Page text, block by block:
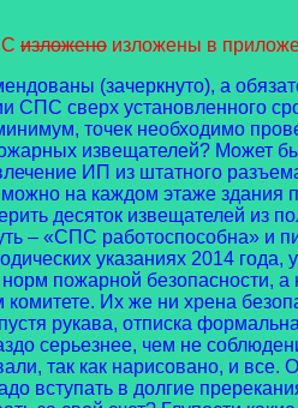
изложено изложены в
(зачеркнуто), а
сверх установленного
точек необходимо
извещателей? Может
ИП из штатного
на каждом этаже
десяток извещателей из
– «СПС работоспособна» и
указаниях 2014
пожарной безопасности,
Их же ни хрена
рукава, отписка
серьезнее, чем не
так как нарисовано, и все.
вступать в долгие